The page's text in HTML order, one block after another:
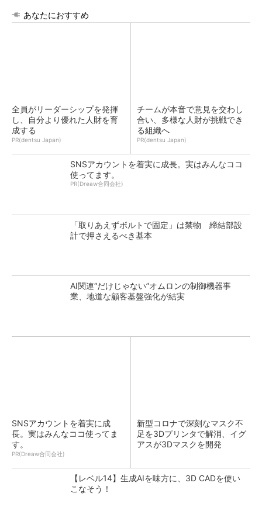
あなたにおすすめ
全員がリーダーシップを発揮
し、自分より優れた人財を育
成する
PR(dentsu Japan)
チームが本音で意見を交わし
合い、多様な人財が挑戦でき
る組織へ
PR(dentsu Japan)
SNSアカウントを着実に成長。実はみんなココ
使ってます。
PR(Dreaw合同会社)
「取りあえずボルトで固定」は禁物 締結部設
計で押さえるべき基本
AI関連“だけじゃない”オムロンの制御機器事
業、地道な顧客基盤強化が結実
SNSアカウントを着実に成
長。実はみんなココ使ってま
す。
PR(Dreaw合同会社)
新型コロナで深刻なマスク不
足を3Dプリンタで解消、イグ
アスが3Dマスクを開発
【レベル14】生成AIを味方に、3D CADを使い
こなそう！